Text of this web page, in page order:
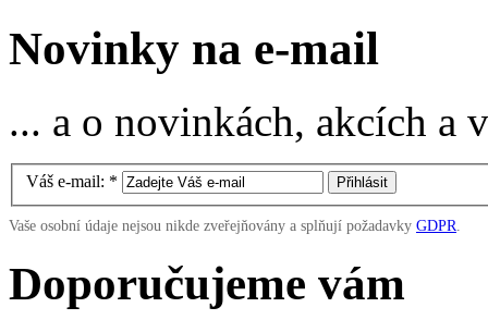
Novinky na e-mail
... a o novinkách, akcích
Váš e-mail: *
Vaše osobní údaje nejsou nikde zveřejňovány a splňují požadavky GDPR.
Doporučujeme vám